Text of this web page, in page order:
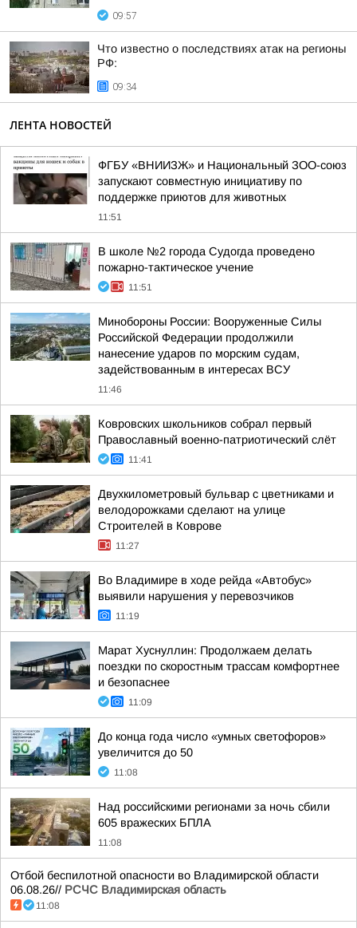
09:57
Что известно о последствиях атак на регионы
РФ:
09:34
ЛЕНТА НОВОСТЕЙ
ФГБУ «ВНИИЗЖ» и Национальный ЗОО-союз
запускают совместную инициативу по
поддержке приютов для животных
11:51
В школе №2 города Судогда проведено
пожарно-тактическое учение
11:51
Минобороны России: Вооруженные Силы
Российской Федерации продолжили
нанесение ударов по морским судам,
задействованным в интересах ВСУ
11:46
Ковровских школьников собрал первый
Православный военно-патриотический слёт
11:41
Двухкилометровый бульвар с цветниками и
велодорожками сделают на улице
Строителей в Коврове
11:27
Во Владимире в ходе рейда «Автобус»
выявили нарушения у перевозчиков
11:19
Марат Хуснуллин: Продолжаем делать
поездки по скоростным трассам комфортнее
и безопаснее
11:09
До конца года число «умных светофоров»
увеличится до 50
11:08
Над российскими регионами за ночь сбили
605 вражеских БПЛА
11:08
Отбой беспилотной опасности во Владимирской области
06.08.26// РСЧС Владимирская область
11:08